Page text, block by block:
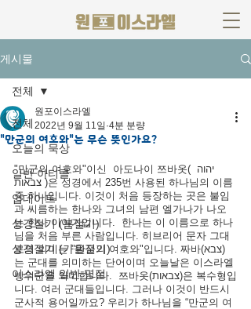
게시물
전체
오늘의 묵상
일반 아티클
업데이트
성경절기 (봄절기)
성경절기 (가을절기)
이스라엘 일반 명절
전체
"만군의 여호와"는 무슨 뜻인가요?
원포이스라엘
2022년 9월 11일 4분 분량
"만군의 여호와"이신  아도나이 쯔바옷( יהוה
צבאות )은 성경에서 235번 사용된 하나님의 이름
중 하나입니다. 이것이 처음 등장하는 곳은 불임
과 씨름하는 한나와 그녀의 남편 엘가나가 나오
는 한나 이야기입니다.  한나는 이 이름으로 하나
님을 처음 부른 사람입니다. 히브리어 문자 그대
로의 의미는 "만군의 여호와"입니다. 짜바(צבא)
는 군대를 의미하는 단어이며 오늘날은 이스라엘
방위군을 의미합니다.  쯔바옷(צבאות)은 복수형입
니다. 여러 군대들입니다. 그러나 이것이 반드시
군사적 용어일까요? 우리가 하나님을 “만군의 여